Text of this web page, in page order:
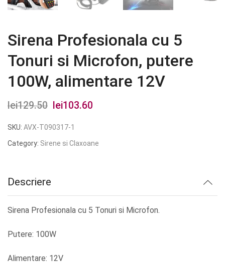
Sirena Profesionala cu 5
Tonuri si Microfon, putere
100W, alimentare 12V
lei129.50
Prețul
inițial
a
lei103.60
este:
SKU: AVX-T090317-1
Category: Sirene si Claxoane
Descriere
Sirena Profesionala cu 5 Tonuri si Microfon.
Putere: 100W
Alimentare: 12V